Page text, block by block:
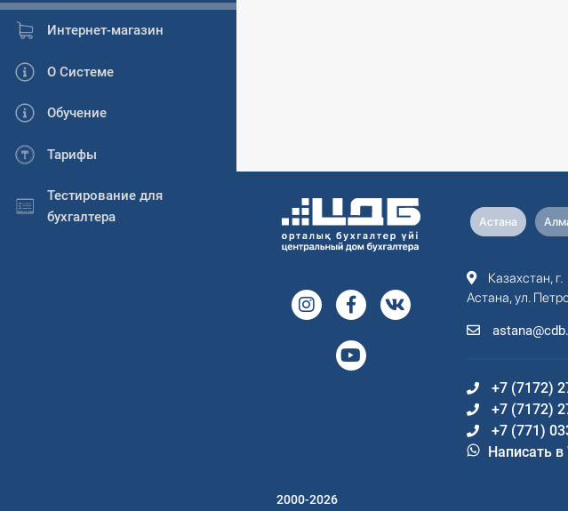
Интернет-магазин
О Системе
Обучение
Тарифы
Тестирование для
бухгалтера
2000-2026
Астана
Казахстан, г.
Астана, ул.
+7 (7172)
+7 (7172)
+7 (771)
Написать в